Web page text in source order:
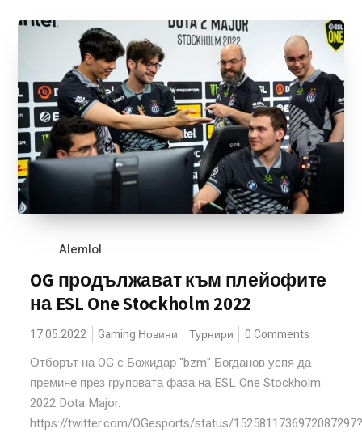
Alemlol
OG продължават към плейофите
на ESL One Stockholm 2022
17.05.2022 Gaming Новини Турнири 0 Comments
Отборът на OG с Божидар "bzm" Богданов успя да
премине през груповата фаза на ESL One Stockholm
2022 Dota Major.
https://twitter.com/OGesports/status/